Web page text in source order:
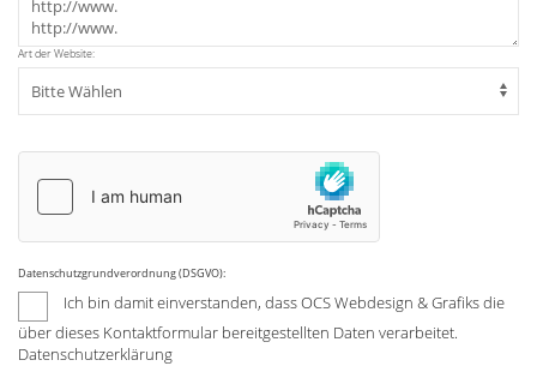
Art der Website:
Datenschutzgrundverordnung (DSGVO):
Ich bin damit einverstanden, dass OCS Webdesign & Grafiks die
über dieses Kontaktformular bereitgestellten Daten verarbeitet.
Datenschutzerklärung